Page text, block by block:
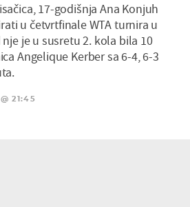
17-godišnja Ana Konjuh
u četvrtfinale WTA turnira u
je u susretu 2. kola bila 10
Angelique Kerber sa 6-4, 6-3
21:45